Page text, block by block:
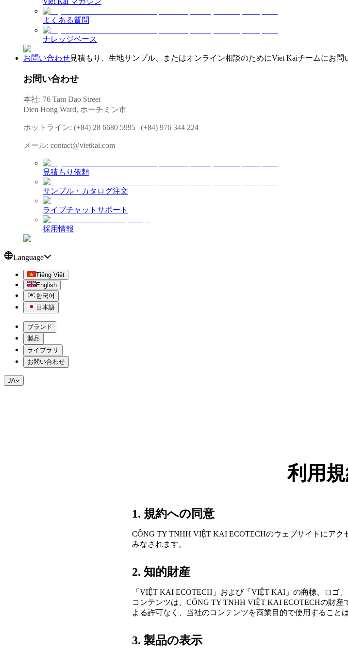
よくある質問
ナレッジベース
お問い合わせ見積もり、生地サンプル、またはオンライン相談のためにViet Kaiチームにお問
お問い合わせ
本社: 76 Tam Dao Street
Dien Hong Ward, ホーチミン市
ホットライン: (+84) 28 6680 5995 | (+84) 976 344 224
メール: contact@vietkai.com
見積もり依頼
サンプル・カタログ注文
ライブチャットサポート
採用情報
Language
Tiếng Việt
English
한국어
日本語
ブランド
製品
ライブラリ
お問い合わせ
JA
利用
1. 規約への同意
CÔNG TY TNHH VIỆT KAI ECOTECHのウェブサイトにアク
みなされます。
2. 知的財産
「VIỆT KAI ECOTECH」および「VIỆT KAI」の商標、ロゴ
コンテンツは、CÔNG TY TNHH VIỆT KAI ECOTECHの財
よる許可なく、当社のコンテンツを商業目的で使用すること
3. 製品の表示